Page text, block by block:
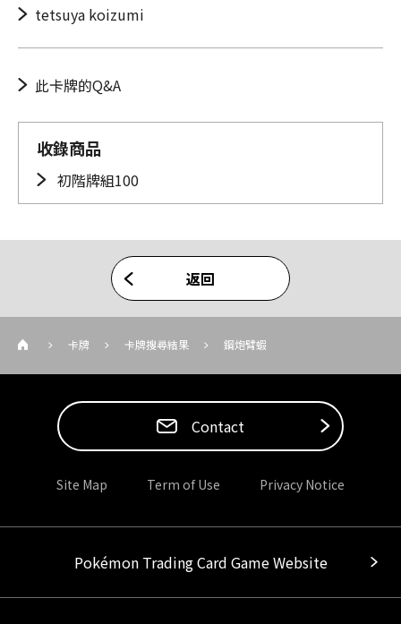
tetsuya koizumi
此卡牌的Q&A
收錄商品
初階牌組100
返回
卡牌 卡牌搜尋結果 鋼炮臂蝦
Contact
Site Map Term of Use Privacy Notice
Pokémon Trading Card Game Website